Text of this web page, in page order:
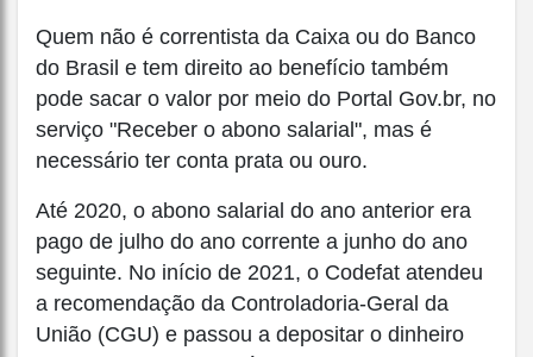
Quem não é correntista da Caixa ou do Banco
do Brasil e tem direito ao benefício também
pode sacar o valor por meio do Portal Gov.br, no
serviço "Receber o abono salarial", mas é
necessário ter conta prata ou ouro.
Até 2020, o abono salarial do ano anterior era
pago de julho do ano corrente a junho do ano
seguinte. No início de 2021, o Codefat atendeu
a recomendação da Controladoria-Geral da
União (CGU) e passou a depositar o dinheiro